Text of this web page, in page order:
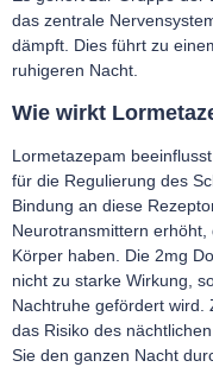
das zentrale
dämpft. Dies führt zu
ruhigeren Nacht.
Wie wirkt
Lormetazepam
für die Regulierung des
Bindung an diese
Neurotransmittern
Körper haben. Die 2mg
nicht zu starke Wirkung,
Nachtruhe gefördert wird.
das Risiko des
Sie den ganzen Nacht